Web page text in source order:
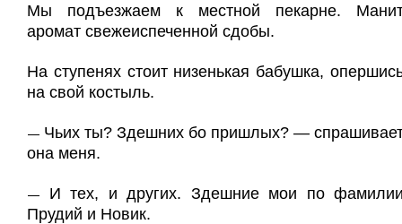
Мы подъезжаем к местной пекарне.
аромат свежеиспеченной сдобы.
На ступенях стоит низенькая бабушка,
на свой костыль.
— Чьих ты? Здешних бо пришлых? —
она меня.
— И тех, и других. Здешние мои по
Прудий и Новик.